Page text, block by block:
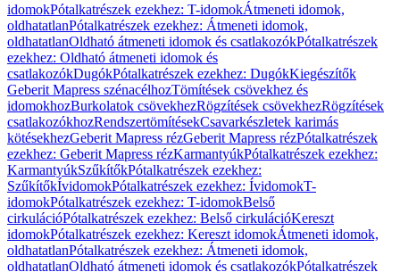
idomokPótalkatrészek ezekhez: T-idomokÁtmeneti idomok,
oldhatatlanPótalkatrészek ezekhez: Átmeneti idomok,
oldhatatlanOldható átmeneti idomok és csatlakozókPótalkatrészek
ezekhez: Oldható átmeneti idomok és
csatlakozókDugókPótalkatrészek ezekhez: DugókKiegészítők
Geberit Mapress szénacélhozTömítések csövekhez és
idomokhozBurkolatok csövekhezRögzítések csövekhezRögzítések
csatlakozókhozRendszertömítésekCsavarkészletek karimás
kötésekhezGeberit Mapress rézGeberit Mapress rézPótalkatrészek
ezekhez: Geberit Mapress rézKarmantyúkPótalkatrészek ezekhez:
KarmantyúkSzűkítőkPótalkatrészek ezekhez:
SzűkítőkÍvidomokPótalkatrészek ezekhez: ÍvidomokT-
idomokPótalkatrészek ezekhez: T-idomokBelső
cirkulációPótalkatrészek ezekhez: Belső cirkulációKereszt
idomokPótalkatrészek ezekhez: Kereszt idomokÁtmeneti idomok,
oldhatatlanPótalkatrészek ezekhez: Átmeneti idomok,
oldhatatlanOldható átmeneti idomok és csatlakozókPótalkatrészek